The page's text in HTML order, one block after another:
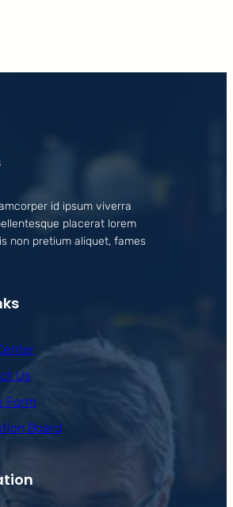
id ipsum viverra
placerat lorem
non pretium aliquet, fames
Us
Form
Board